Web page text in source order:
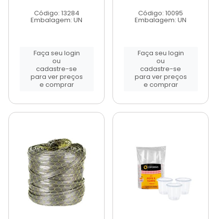
Código: 13284
Embalagem: UN
Faça seu login
ou
cadastre-se
para ver preços
e comprar
Código: 10095
Embalagem: UN
Faça seu login
ou
cadastre-se
para ver preços
e comprar